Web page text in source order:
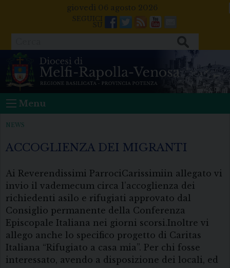
giovedì 06 agosto 2026
Facebook
Twitter
FeedsYoutube
Mail
Menu
NEWS
ACCOGLIENZA DEI MIGRANTI
Ai Reverendissimi ParrociCarissimiin allegato vi
invio il vademecum circa l’accoglienza dei
richiedenti asilo e rifugiati approvato dal
Consiglio permanente della Conferenza
Episcopale Italiana nei giorni scorsi.Inoltre vi
allego anche lo specifico progetto di Caritas
Italiana “Rifugiato a casa mia”. Per chi fosse
interessato, avendo a disposizione dei locali, ed